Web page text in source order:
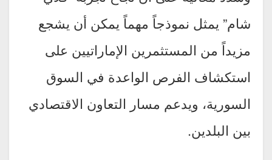
شام” يمثل نموذجاً مهماً يمكن أن يشجع
مزيداً من المستثمرين الإماراتيين على
استكشاف الفرص الواعدة في السوق
السورية، ويدعم مسار التعاون الاقتصادي
بين البلدين.